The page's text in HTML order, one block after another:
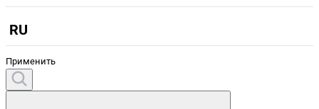
RU
Применить